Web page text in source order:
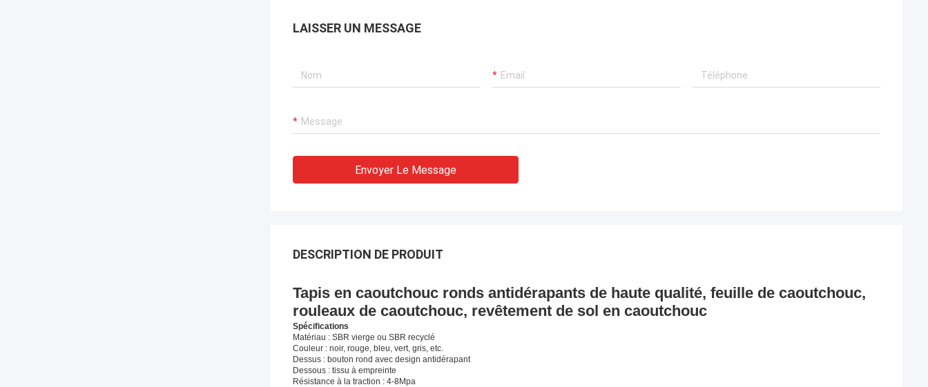
LAISSER UN MESSAGE
Envoyer Le Message
DESCRIPTION DE PRODUIT
Tapis en caoutchouc ronds antidérapants de haute qualité, feuille de caoutchouc,
rouleaux de caoutchouc, revêtement de sol en caoutchouc
Spécifications
Matériau : SBR vierge ou SBR recyclé
Couleur : noir, rouge, bleu, vert, gris, etc.
Dessus : bouton rond avec design antidérapant
Dessous : tissu à empreinte
Résistance à la traction : 4-8Mpa